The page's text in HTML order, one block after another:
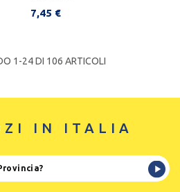
7,45 €
1-24DI 106 ARTICOLI
IN ITALIA